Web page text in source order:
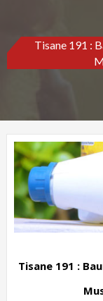
Tisane 191 :
Tisane 191 :